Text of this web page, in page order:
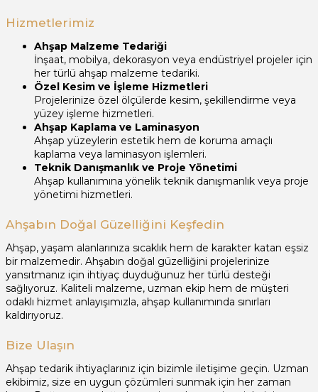
Hizmetlerimiz
Ahşap Malzeme Tedariği
İnşaat, mobilya, dekorasyon veya endüstriyel projeler için
her türlü ahşap malzeme tedariki.
Özel Kesim ve İşleme Hizmetleri
Projelerinize özel ölçülerde kesim, şekillendirme veya
yüzey işleme hizmetleri.
Ahşap Kaplama ve Laminasyon
Ahşap yüzeylerin estetik hem de koruma amaçlı
kaplama veya laminasyon işlemleri.
Teknik Danışmanlık ve Proje Yönetimi
Ahşap kullanımına yönelik teknik danışmanlık veya proje
yönetimi hizmetleri.
Ahşabın Doğal Güzelliğini Keşfedin
Ahşap, yaşam alanlarınıza sıcaklık hem de karakter katan eşsiz
bir malzemedir. Ahşabın doğal güzelliğini projelerinize
yansıtmanız için ihtiyaç duyduğunuz her türlü desteği
sağlıyoruz. Kaliteli malzeme, uzman ekip hem de müşteri
odaklı hizmet anlayışımızla, ahşap kullanımında sınırları
kaldırıyoruz.
Bize Ulaşın
Ahşap tedarik ihtiyaçlarınız için bizimle iletişime geçin. Uzman
ekibimiz, size en uygun çözümleri sunmak için her zaman